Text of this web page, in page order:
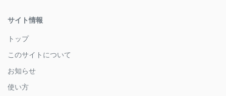
サイト情報
トップ
このサイトについて
お知らせ
使い方